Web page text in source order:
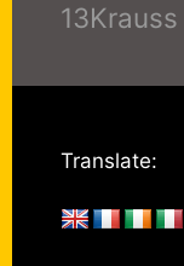
13Krauss
Translate: